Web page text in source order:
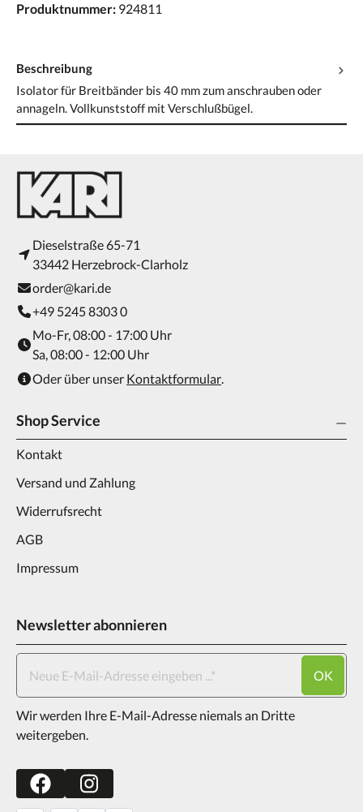
Produktnummer: 924811
Beschreibung
Isolator für Breitbänder bis 40 mm zum anschrauben oder
annageln. Vollkunststoff mit Verschlußbügel.
Dieselstraße 65-71
33442 Herzebrock-Clarholz
order@kari.de
+49 5245 8303 0
Mo-Fr, 08:00 - 17:00 Uhr
Sa, 08:00 - 12:00 Uhr
Oder über unser Kontaktformular.
Shop Service
Kontakt
Versand und Zahlung
Widerrufsrecht
AGB
Impressum
Newsletter abonnieren
OK
Wir werden Ihre E-Mail-Adresse niemals an Dritte
weitergeben.